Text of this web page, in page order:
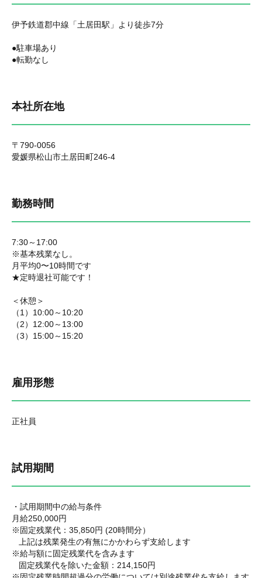
伊予鉄道郡中線「土居田駅」より徒歩7分
●駐車場あり
●転勤なし
本社所在地
〒790-0056
愛媛県松山市土居田町246-4
勤務時間
7:30～17:00
※基本残業なし。
月平均0〜10時間です
★定時退社可能です！
＜休憩＞
（1）10:00～10:20
（2）12:00～13:00
（3）15:00～15:20
雇用形態
正社員
試用期間
・試用期間中の給与条件
月給250,000円
※固定残業代：35,850円 (20時間分）
上記は残業発生の有無にかかわらず支給します
※給与額に固定残業代を含みます
固定残業代を除いた金額：214,150円